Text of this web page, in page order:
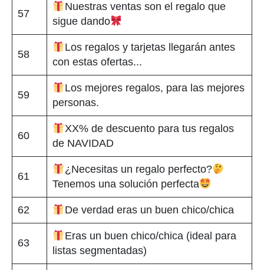
57
Nuestras ventas son el regalo que
sigue dando
58
Los regalos y tarjetas llegarán antes
con estas ofertas...
59
Los mejores regalos, para las mejores
personas.
60
XX% de descuento para tus regalos
de NAVIDAD
61
¿Necesitas un regalo perfecto?
Tenemos una solución perfecta
62 De verdad eras un buen chico/chica
63
Eras un buen chico/chica (ideal para
listas segmentadas)